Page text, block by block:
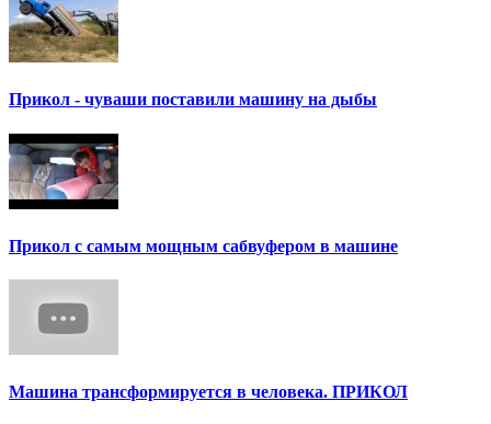
Прикол - чуваши поставили машину на дыбы
Прикол с самым мощным сабвуфером в машине
Машина трансформируется в человека. ПРИКОЛ